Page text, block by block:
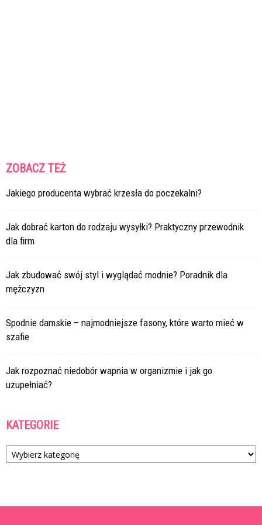
ZOBACZ TEŻ
Jakiego producenta wybrać krzesła do poczekalni?
Jak dobrać karton do rodzaju wysyłki? Praktyczny przewodnik
dla firm
Jak zbudować swój styl i wyglądać modnie? Poradnik dla
mężczyzn
Spodnie damskie – najmodniejsze fasony, które warto mieć w
szafie
Jak rozpoznać niedobór wapnia w organizmie i jak go
uzupełniać?
KATEGORIE
Kategorie